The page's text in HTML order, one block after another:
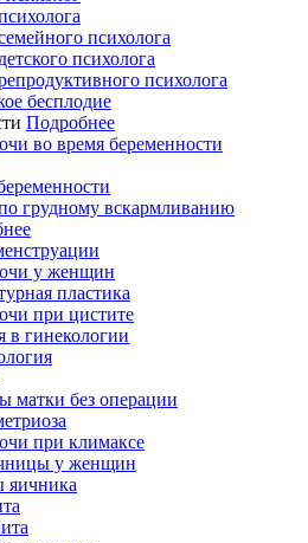
психолога
психолога
психолога
бесплодие
Подробнее
во время беременности
грудному вскармливанию
у женщин
пластика
при цистите
в гинекологии
матки без операции
при климаксе
у женщин
яичника